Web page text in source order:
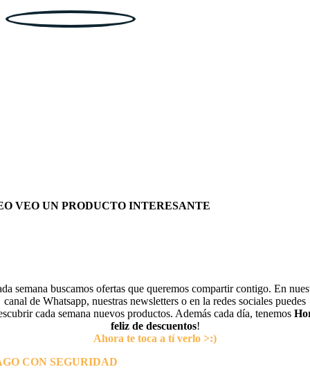
VEO UN PRODUCTO INTERESANTE
semana buscamos ofertas que queremos compartir contigo. En
canal de Whatsapp, nuestras newsletters o en la redes sociales puedes
cada semana nuevos productos. Además cada día, tenemos
feliz de descuentos!
Ahora te toca a tí verlo >:)
CON SEGURIDAD